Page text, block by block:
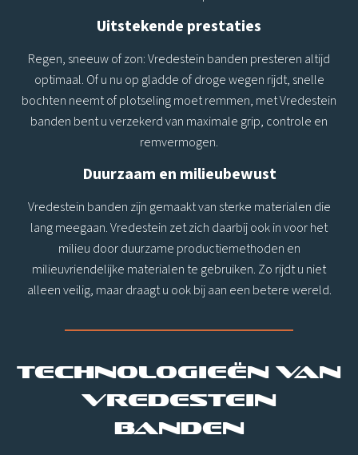
Uitstekende prestaties
Regen, sneeuw of zon: Vredestein banden presteren altijd
optimaal. Of u nu op gladde of droge wegen rijdt, snelle
bochten neemt of plotseling moet remmen, met Vredestein
banden bent u verzekerd van maximale grip, controle en
remvermogen.
Duurzaam en milieubewust
Vredestein banden zijn gemaakt van sterke materialen die
lang meegaan. Vredestein zet zich daarbij ook in voor het
milieu door duurzame productiemethoden en
milieuvriendelijke materialen te gebruiken. Zo rijdt u niet
alleen veilig, maar draagt u ook bij aan een betere wereld.
Technologieën van
Vredestein
banden